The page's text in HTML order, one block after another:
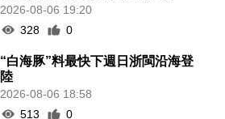
2026-08-06 19:20
328
0
“白海豚”料最快下週日浙閩沿海登
陸
2026-08-06 18:58
513
0